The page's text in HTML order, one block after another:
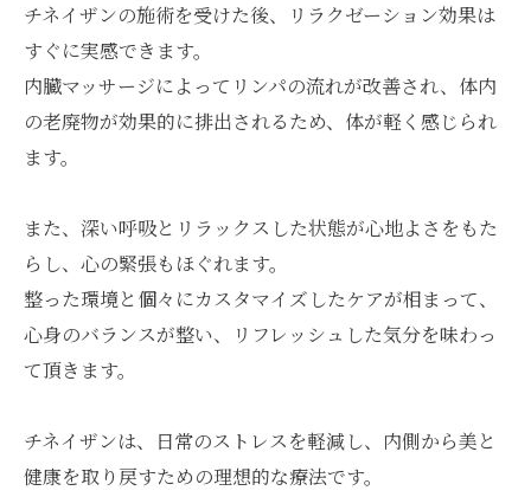
チネイザンの施術を受けた後、リラクゼーション効果は
すぐに実感できます。
内臓マッサージによってリンパの流れが改善され、体内
の老廃物が効果的に排出されるため、体が軽く感じられ
ます。
また、深い呼吸とリラックスした状態が心地よさをもた
らし、心の緊張もほぐれます。
整った環境と個々にカスタマイズしたケアが相まって、
心身のバランスが整い、リフレッシュした気分を味わっ
て頂きます。
チネイザンは、日常のストレスを軽減し、内側から美と
健康を取り戻すための理想的な療法です。